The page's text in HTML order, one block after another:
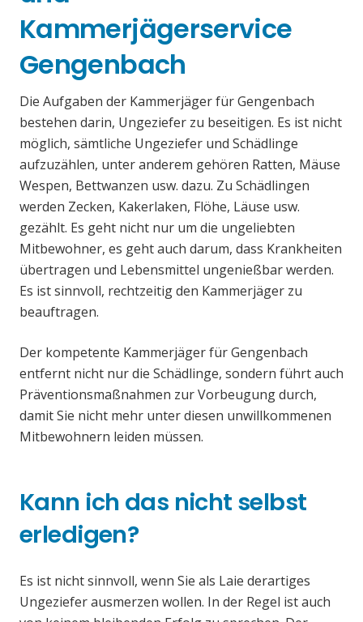
Kammerjägerservice
Gengenbach
Die Aufgaben der Kammerjäger für Gengenbach
bestehen darin, Ungeziefer zu beseitigen. Es ist nicht
möglich, sämtliche Ungeziefer und Schädlinge
aufzuzählen, unter anderem gehören Ratten, Mäuse
Wespen, Bettwanzen usw. dazu. Zu Schädlingen
werden Zecken, Kakerlaken, Flöhe, Läuse usw.
gezählt. Es geht nicht nur um die ungeliebten
Mitbewohner, es geht auch darum, dass Krankheiten
übertragen und Lebensmittel ungenießbar werden.
Es ist sinnvoll, rechtzeitig den Kammerjäger zu
beauftragen.
Der kompetente Kammerjäger für Gengenbach
entfernt nicht nur die Schädlinge, sondern führt auch
Präventionsmaßnahmen zur Vorbeugung durch,
damit Sie nicht mehr unter diesen unwillkommenen
Mitbewohnern leiden müssen.
Kann ich das nicht selbst
erledigen?
Es ist nicht sinnvoll, wenn Sie als Laie derartiges
Ungeziefer ausmerzen wollen. In der Regel ist auch